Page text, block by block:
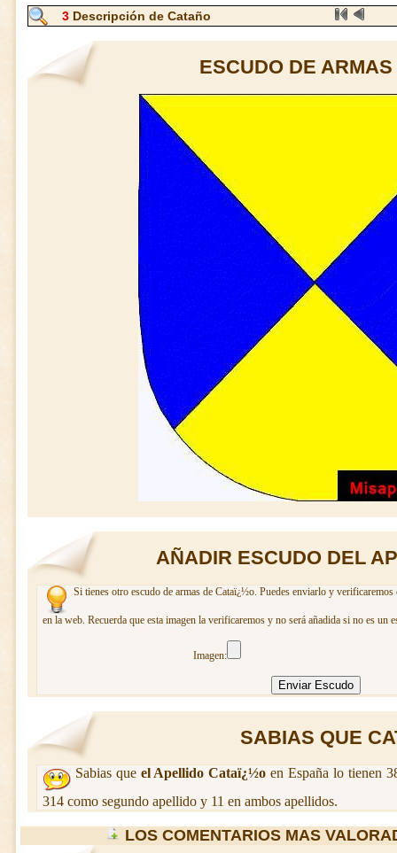
3 Descripción de Cataño
ESCUDO DE
AÑADIR ESCUDO DEL
Si tienes otro escudo de armas de Cataï¿½o. Puedes enviarlo y
en la web. Recuerda que esta imagen la verificaremos y no será añadida si no es un
Imagen:
SABIAS QUE
Sabias que el Apellido Cataï¿½o en España lo tienen
314 como segundo apellido y 11 en ambos apellidos.
LOS COMENTARIOS MAS